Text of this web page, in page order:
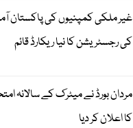
غیر ملکی کمپنیوں کی پاکستان
کی رجسٹریشن کا نیا ریکارڈ قائم
مردان بورڈ نے میٹرک کے سالانہ
کا اعلان کر دیا